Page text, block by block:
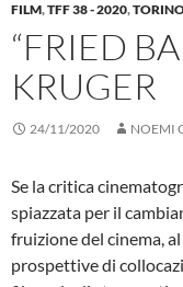
FILM,TFF 38 - 2020,
“FRIED
KRUGER
24/11/2020 NOEMI
Se la critica
spiazzata per il
fruizione del cinema,
prospettive di